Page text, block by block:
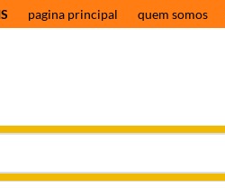
pagina principal quem somos